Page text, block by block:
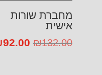
מחברת שורות
אישית
₪132.00
המחיר
92.00